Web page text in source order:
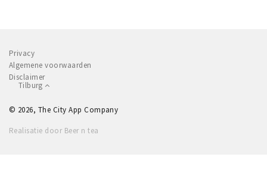
Privacy
Algemene voorwaarden
Disclaimer
Tilburg
© 2026, The City App Company
Realisatie door Beer n tea